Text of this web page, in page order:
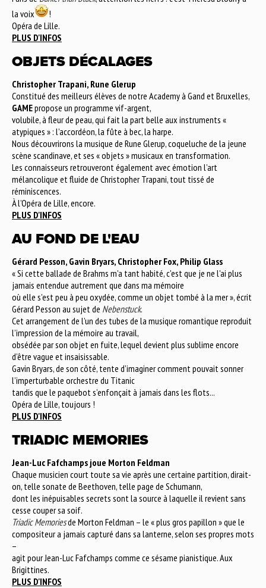
la voix
!
Opéra de Lille.
PLUS D'INFOS
OBJETS DÉCALAGES
Christopher Trapani, Rune Glerup
Constitué des meilleurs élèves de notre Academy à Gand et Bruxelles,
GAMEpropose un programme vif-argent,
volubile, à fleur de peau, qui fait la part belle aux instruments «
atypiques » : l’accordéon, la fûte à bec, la harpe.
Nous découvrirons la musique de Rune Glerup, coqueluche de la jeune
scène scandinave, et ses « objets » musicaux en transformation.
Les connaisseurs retrouveront également avec émotion l’art
mélancolique et fluide de Christopher Trapani, tout tissé de
réminiscences.
À l’Opéra de Lille, encore.
PLUS D'INFOS
AU FOND DE L'EAU
Gérard Pesson, Gavin Bryars, Christopher Fox, Philip Glass
« Si cette ballade de Brahms m'a tant habité, c'est que je ne l'ai plus
jamais entendue autrement que dans ma mémoire
où elle s'est peu à peu oxydée, comme un objet tombé à la mer », écrit
Gérard Pesson au sujet de Nebenstuck.
Cet arrangement de l’un des tubes de la musique romantique reproduit
l’impression de la mémoire au travail,
obsédée par son objet en fuite, lequel devient plus sublime encore
d’être vague et insaisissable.
Gavin Bryars, de son côté, tente d’imaginer comment pouvait sonner
l’imperturbable orchestre du Titanic
tandis que le paquebot s’enfonçait à jamais dans les flots...
Opéra de Lille, toujours !
PLUS D'INFOS
TRIADIC MEMORIES
Jean-Luc Fafchamps joue Morton Feldman
Chaque musicien court toute sa vie après une certaine partition, dirait-
on, telle sonate de Beethoven, telle page de Schumann,
dont les inépuisables secrets sont la source à laquelle il revient sans
cesse couper sa soif.
Triadic Memoriesde Morton Feldman – le « plus gros papillon » que le
compositeur a jamais capturé dans sa lanterne, selon ses propres mots
–
agit pour Jean-Luc Fafchamps comme ce sésame pianistique. Aux
Brigittines.
PLUS D'INFOS